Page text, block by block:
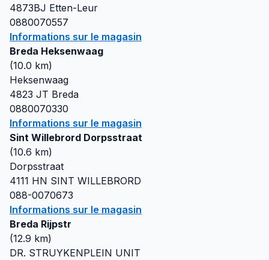
4873BJ Etten-Leur
0880070557
Informations sur le magasin
Breda Heksenwaag
(10.0 km)
Heksenwaag
4823 JT Breda
0880070330
Informations sur le magasin
Sint Willebrord Dorpsstraat
(10.6 km)
Dorpsstraat
4111 HN SINT WILLEBRORD
088-0070673
Informations sur le magasin
Breda Rijpstr
(12.9 km)
DR. STRUYKENPLEIN UNIT